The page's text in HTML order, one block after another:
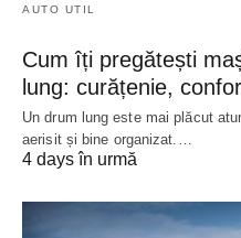
AUTO UTIL
Cum îți pregătești
lung: curățenie,
Un drum lung este mai plăcut
aerisit și bine organizat.…
4 days în urmă